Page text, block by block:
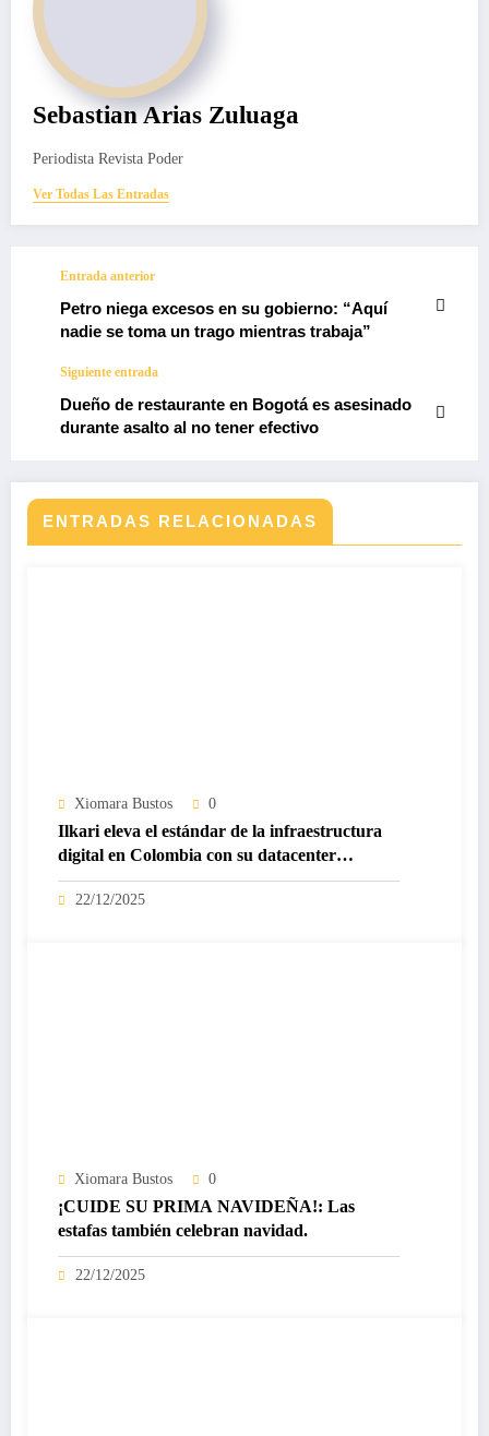
Sebastian Arias Zuluaga
Periodista Revista Poder
Ver Todas Las Entradas
Entrada anterior
Petro niega excesos en su gobierno: “Aquí
nadie se toma un trago mientras trabaja”
Siguiente entrada
Dueño de restaurante en Bogotá es asesinado
durante asalto al no tener efectivo
ENTRADAS RELACIONADAS
Xiomara Bustos 0
Ilkari eleva el estándar de la infraestructura
digital en Colombia con su datacenter
certificado Nivel IV de ICREA
22/12/2025
Xiomara Bustos 0
¡CUIDE SU PRIMA NAVIDEÑA!: Las
estafas también celebran navidad.
22/12/2025